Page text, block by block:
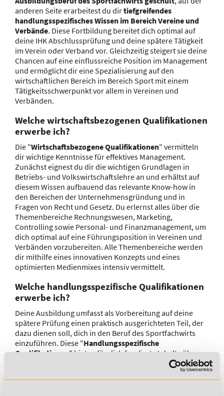
anderen Seite erarbeitest du dirtiefgreifendes
handlungsspezifisches Wissen im Bereich Vereine und
Verbände. Diese Fortbildung bereitet dich optimal auf
deine IHK Abschlussprüfung und deine spätere Tätigkeit
im Verein oder Verband vor. Gleichzeitig steigert sie deine
Chancen auf eine einflussreiche Position im Management
und ermöglicht dir eine Spezialisierung auf den
wirtschaftlichen Bereich im Bereich Sport mit einem
Tätigkeitsschwerpunkt vor allem in Vereinen und
Verbänden.
Welche wirtschaftsbezogenen Qualifikationen
erwerbe ich?
Die "Wirtschaftsbezogene Qualifikationen" vermitteln
dir wichtige Kenntnisse für effektives Management.
Zunächst eignest du dir die wichtigen Grundlagen in
Betriebs- und Volkswirtschaftslehre an und erhältst auf
diesem Wissen aufbauend das relevante Know-how in
den Bereichen der Unternehmensgründung und in
Fragen von Recht und Gesetz. Du erlernst alles über die
Themenbereiche Rechnungswesen, Marketing,
Controlling sowie Personal- und Finanzmanagement, um
dich optimal auf eine Führungsposition in Vereinen und
Verbänden vorzubereiten. Alle Themenbereiche werden
dir mithilfe eines innovativen Konzepts und eines
optimierten Medienmixes intensiv vermittelt.
Welche handlungsspezifische Qualifikationen
erwerbe ich?
Deine Ausbildung umfasst als Vorbereitung auf deine
spätere Prüfung einen praktisch ausgerichteten Teil, der
dazu dienen soll, dich in den Beruf des Sportfachwirts
einzuführen. Diese "Handlungsspezifische
Qualifikationen " bieten für dich fundierte Inhalte über
die Themenbereiche Leitung und Vermarktung von
Umsetzung von allgemeinen sowie